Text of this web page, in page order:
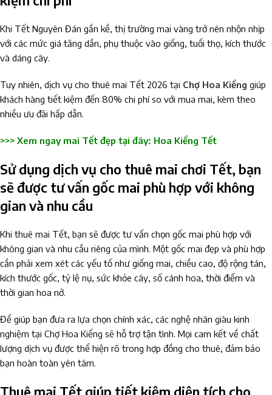
Khi Tết Nguyên Đán gần kề, thị trường mai vàng trở nên nhộn nhịp
với các mức giá tăng dần, phụ thuộc vào giống, tuổi thọ, kích thước
và dáng cây.
Tuy nhiên, dịch vụ cho thuê mai Tết 2026 tại Chợ Hoa Kiểng giúp
khách hàng tiết kiệm đến 80% chi phí so với mua mai, kèm theo
nhiều ưu đãi hấp dẫn.
>>> Xem ngay mai Tết đẹp tại đây: Hoa Kiểng Tết
Sử dụng dịch vụ cho thuê mai chơi Tết, bạn
sẽ được tư vấn gốc mai phù hợp với không
gian và nhu cầu
Khi thuê mai Tết, bạn sẽ được tư vấn chọn gốc mai phù hợp với
không gian và nhu cầu riêng của mình. Một gốc mai đẹp và phù hợp
cần phải xem xét các yếu tố như giống mai, chiều cao, độ rộng tán,
kích thước gốc, tỷ lệ nụ, sức khỏe cây, số cánh hoa, thời điểm và
thời gian hoa nở.
Để giúp bạn đưa ra lựa chọn chính xác, các nghệ nhân giàu kinh
nghiệm tại Chợ Hoa Kiểng sẽ hỗ trợ tận tình. Mọi cam kết về chất
lượng dịch vụ được thể hiện rõ trong hợp đồng cho thuê, đảm bảo
bạn hoàn toàn yên tâm.
Thuê mai Tết giúp tiết kiệm diện tích cho